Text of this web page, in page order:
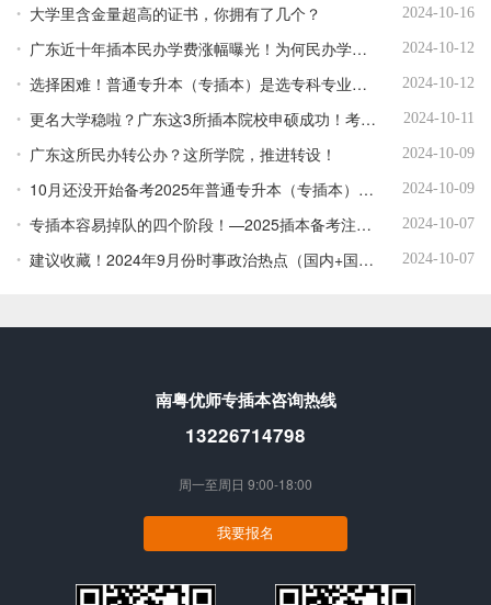
大学里含金量超高的证书，你拥有了几个？ 2024-10-16
广东近十年插本民办学费涨幅曝光！为何民办学费暴涨如何厉害？ 2024-10-12
选择困难！普通专升本（专插本）是选专科专业？还是跨专业？看看这些建议！ 2024-10-12
更名大学稳啦？广东这3所插本院校申硕成功！考上可在本校读研究生！ 2024-10-11
广东这所民办转公办？这所学院，推进转设！ 2024-10-09
10月还没开始备考2025年普通专升本（专插本）正常吗？有多少人开始了？ 2024-10-09
专插本容易掉队的四个阶段！—2025插本备考注意！ 2024-10-07
建议收藏！2024年9月份时事政治热点（国内+国际） 2024-10-07
南粤优师专插本咨询热线
13226714798
周一至周日 9:00-18:00
我要报名